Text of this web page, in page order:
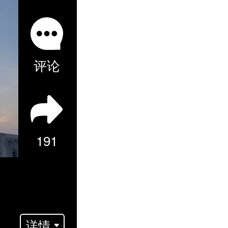
评论
191